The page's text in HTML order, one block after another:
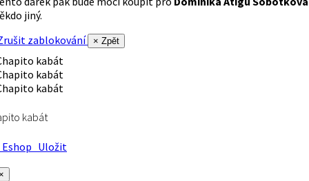
jiný.
zablokování
× Zpět
kabát
Uložit